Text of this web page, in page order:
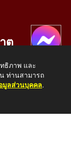
ตุ
414759
ธิภาพ และ
ท่านสามารถ
มูลส่วนบุคคล.